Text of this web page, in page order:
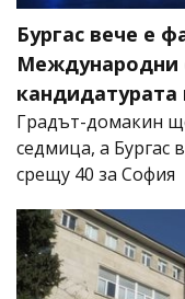
Бургас вече е
Международни
Градът-домакин
седмица, а Бургас
срещу 40 за София